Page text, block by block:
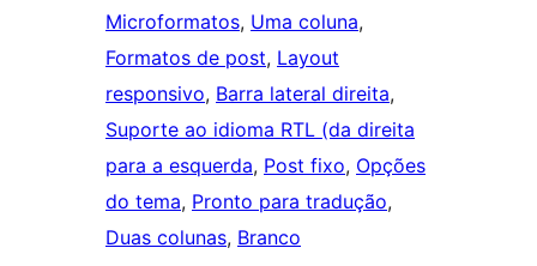
Microformatos, Uma coluna
Formatos de post, Layout
responsivo, Barra lateral direita
Suporte ao idioma RTL (da direita
para a esquerda, Post fixo, Opções
do tema, Pronto para tradução
Duas colunas, Branco